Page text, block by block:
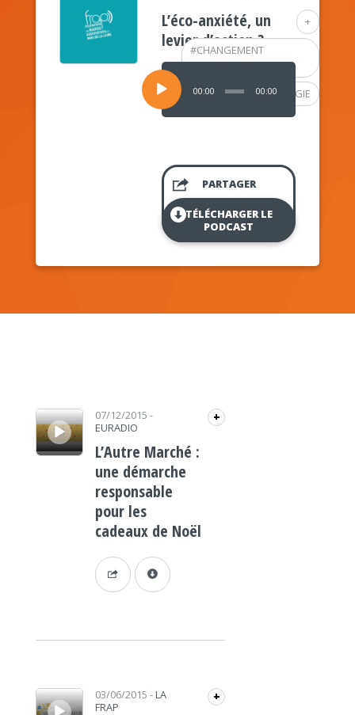
+
#CHANGEMENT
CLIMATIQUE
#PSYCHOLOGIE
L’éco-anxiété, un
levier d’action ?
Lecteur
audio
00:00 00:00
PARTAGER
TÉLÉCHARGER LE
PODCAST
Lecteur audio 07/12/2015 -
EURADIO
+
L’Autre Marché :
une démarche
responsable
pour les
cadeaux de Noël
Lecteur audio 03/06/2015 - LA
FRAP
+